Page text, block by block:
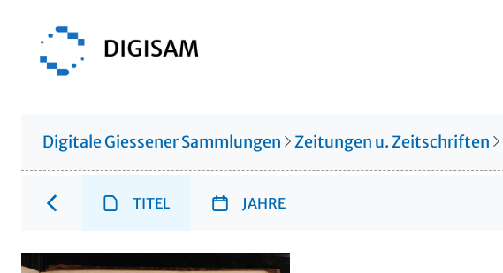
Digitale Giessener Sammlungen Zeitungen u. Zeitschriften
TITEL JAHRE